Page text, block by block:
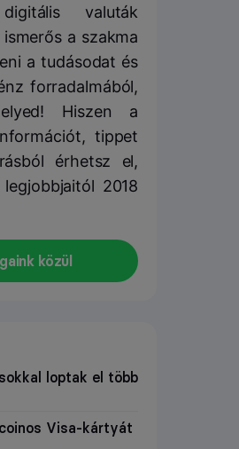
valuták
a szakma
a tudásodat és
forradalmából,
Hiszen a
tippet
érhetsz el,
2018
közül
loptak el több
Visa-kártyát